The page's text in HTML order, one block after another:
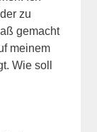
zu
gemacht
meinem
Wie soll